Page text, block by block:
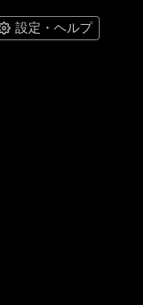
設定・ヘルプ